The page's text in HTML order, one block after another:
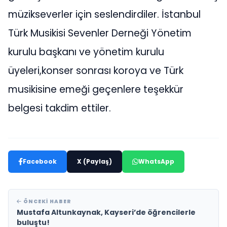
müzikseverler için seslendirdiler. İstanbul
Türk Musikisi Sevenler Derneği Yönetim
kurulu başkanı ve yönetim kurulu
üyeleri,konser sonrası koroya ve Türk
musikisine emeği geçenlere teşekkür
belgesi takdim ettiler.
Facebook X (Paylaş) WhatsApp
ÖNCEKI HABER
Mustafa Altunkaynak, Kayseri’de öğrencilerle
buluştu!